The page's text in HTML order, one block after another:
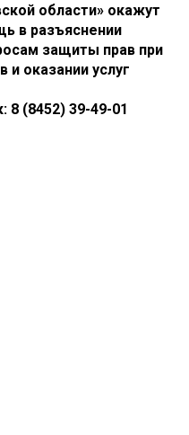
области» окажут
в разъяснении
защиты прав при
и оказании услуг
8 (8452) 39-49-01